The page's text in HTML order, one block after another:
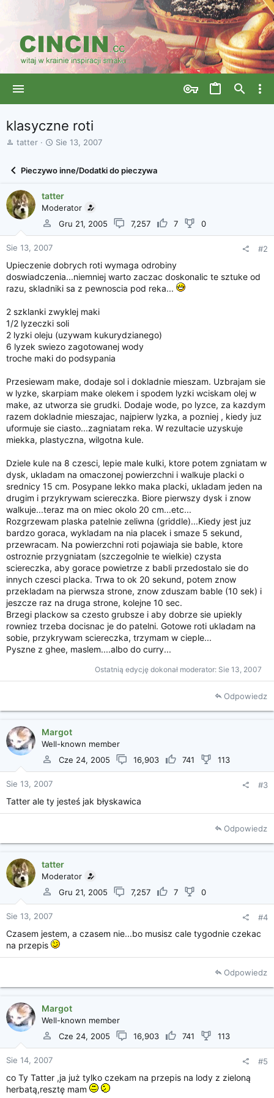
klasyczne roti
A
w
ą
t
tatter
D
a
o
z
ę
c
i
Sie 13, 2007
Pieczywo inne/Dodatki do pieczywa
tatter
Moderator
Gru 21, 2005
7,257 7 0
Sie 13, 2007 #2
Upieczenie dobrych roti wymaga odrobiny
doswiadczenia...niemniej warto zaczac doskonalic te sztuke od
razu, skladniki sa z pewnoscia pod reka...
2 szklanki zwyklej maki
1/2 lyzeczki soli
2 lyzki oleju (uzywam kukurydzianego)
6 lyzek swiezo zagotowanej wody
troche maki do podsypania
Przesiewam make, dodaje sol i dokladnie mieszam. Uzbrajam sie
w lyzke, skarpiam make olekem i spodem lyzki wciskam olej w
make, az utworza sie grudki. Dodaje wode, po lyzce, za kazdym
razem dokladnie mieszajac, najpierw lyzka, a pozniej , kiedy juz
uformuje sie ciasto...zagniatam reka. W rezultacie uzyskuje
miekka, plastyczna, wilgotna kule.
Dziele kule na 8 czesci, lepie male kulki, ktore potem zgniatam w
dysk, ukladam na omaczonej powierzchni i walkuje placki o
srednicy 15 cm. Posypane lekko maka placki, ukladam jeden na
drugim i przykrywam sciereczka. Biore pierwszy dysk i znow
walkuje...teraz ma on miec okolo 20 cm...etc...
Rozgrzewam plaska patelnie zeliwna (griddle)...Kiedy jest juz
bardzo goraca, wykladam na nia placek i smaze 5 sekund,
przewracam. Na powierzchni roti pojawiaja sie bable, ktore
ostroznie przygniatam (szczegolnie te wielkie) czysta
sciereczka, aby gorace powietrze z babli przedostalo sie do
innych czesci placka. Trwa to ok 20 sekund, potem znow
przekladam na pierwsza strone, znow zduszam bable (10 sek) i
jeszcze raz na druga strone, kolejne 10 sec.
Brzegi plackow sa czesto grubsze i aby dobrze sie upiekly
rowniez trzeba docisnac je do patelni. Gotowe roti ukladam na
sobie, przykrywam sciereczka, trzymam w cieple...
Pyszne z ghee, maslem....albo do curry...
Ostatnią edycję dokonał moderator: Sie 13, 2007
Odpowiedz
Margot
Well-known member
Cze 24, 2005
16,903 741 113
Sie 13, 2007 #3
Tatter ale ty jesteś jak błyskawica
Odpowiedz
tatter
Moderator
Gru 21, 2005
7,257 7 0
Sie 13, 2007 #4
Czasem jestem, a czasem nie...bo musisz cale tygodnie czekac
na przepis
Odpowiedz
Margot
Well-known member
Cze 24, 2005
16,903 741 113
Sie 14, 2007 #5
co Ty Tatter ,ja już tylko czekam na przepis na lody z zieloną
herbatą,resztę mam